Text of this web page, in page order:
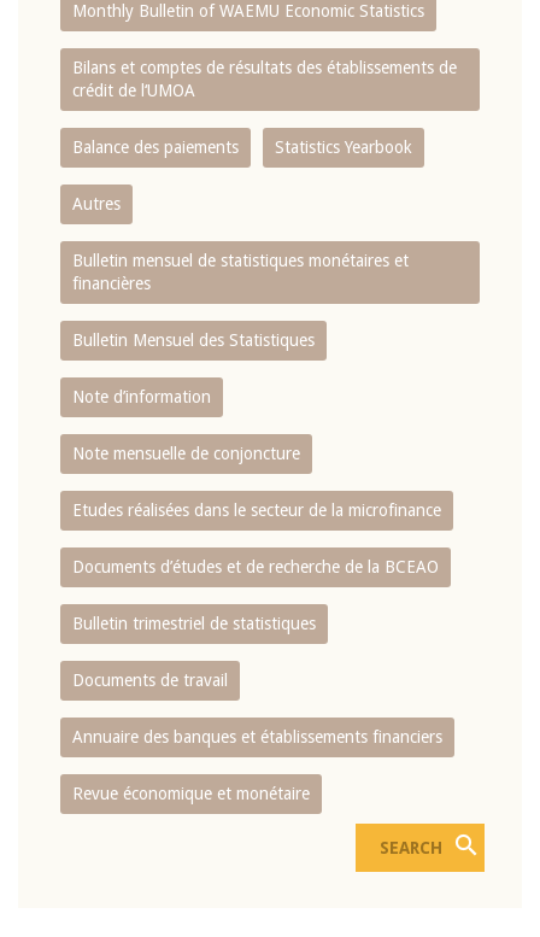
Monthly Bulletin of WAEMU Economic Statistics
Bilans et comptes de résultats des établissements de
crédit de l‘UMOA
Balance des paiements Statistics Yearbook
Autres
Bulletin mensuel de statistiques monétaires et
financières
Bulletin Mensuel des Statistiques
Note d’information
Note mensuelle de conjoncture
Etudes réalisées dans le secteur de la microfinance
Documents d’études et de recherche de la BCEAO
Bulletin trimestriel de statistiques
Documents de travail
Annuaire des banques et établissements financiers
Revue économique et monétaire